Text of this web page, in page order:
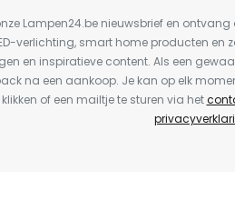
Lampen24.be nieuwsbrief en
verlichting, smart home producten en
en inspiratieve content. Als een
na een aankoop. Je kan op elk
of een mailtje te sturen via het